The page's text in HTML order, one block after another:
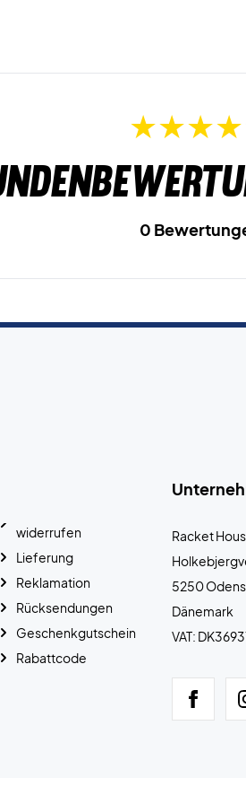
0
Racket
5250
Dänemark
VAT:
widerrufen
Lieferung
Reklamation
Rücksendungen
Geschenkgutschein
Rabattcode